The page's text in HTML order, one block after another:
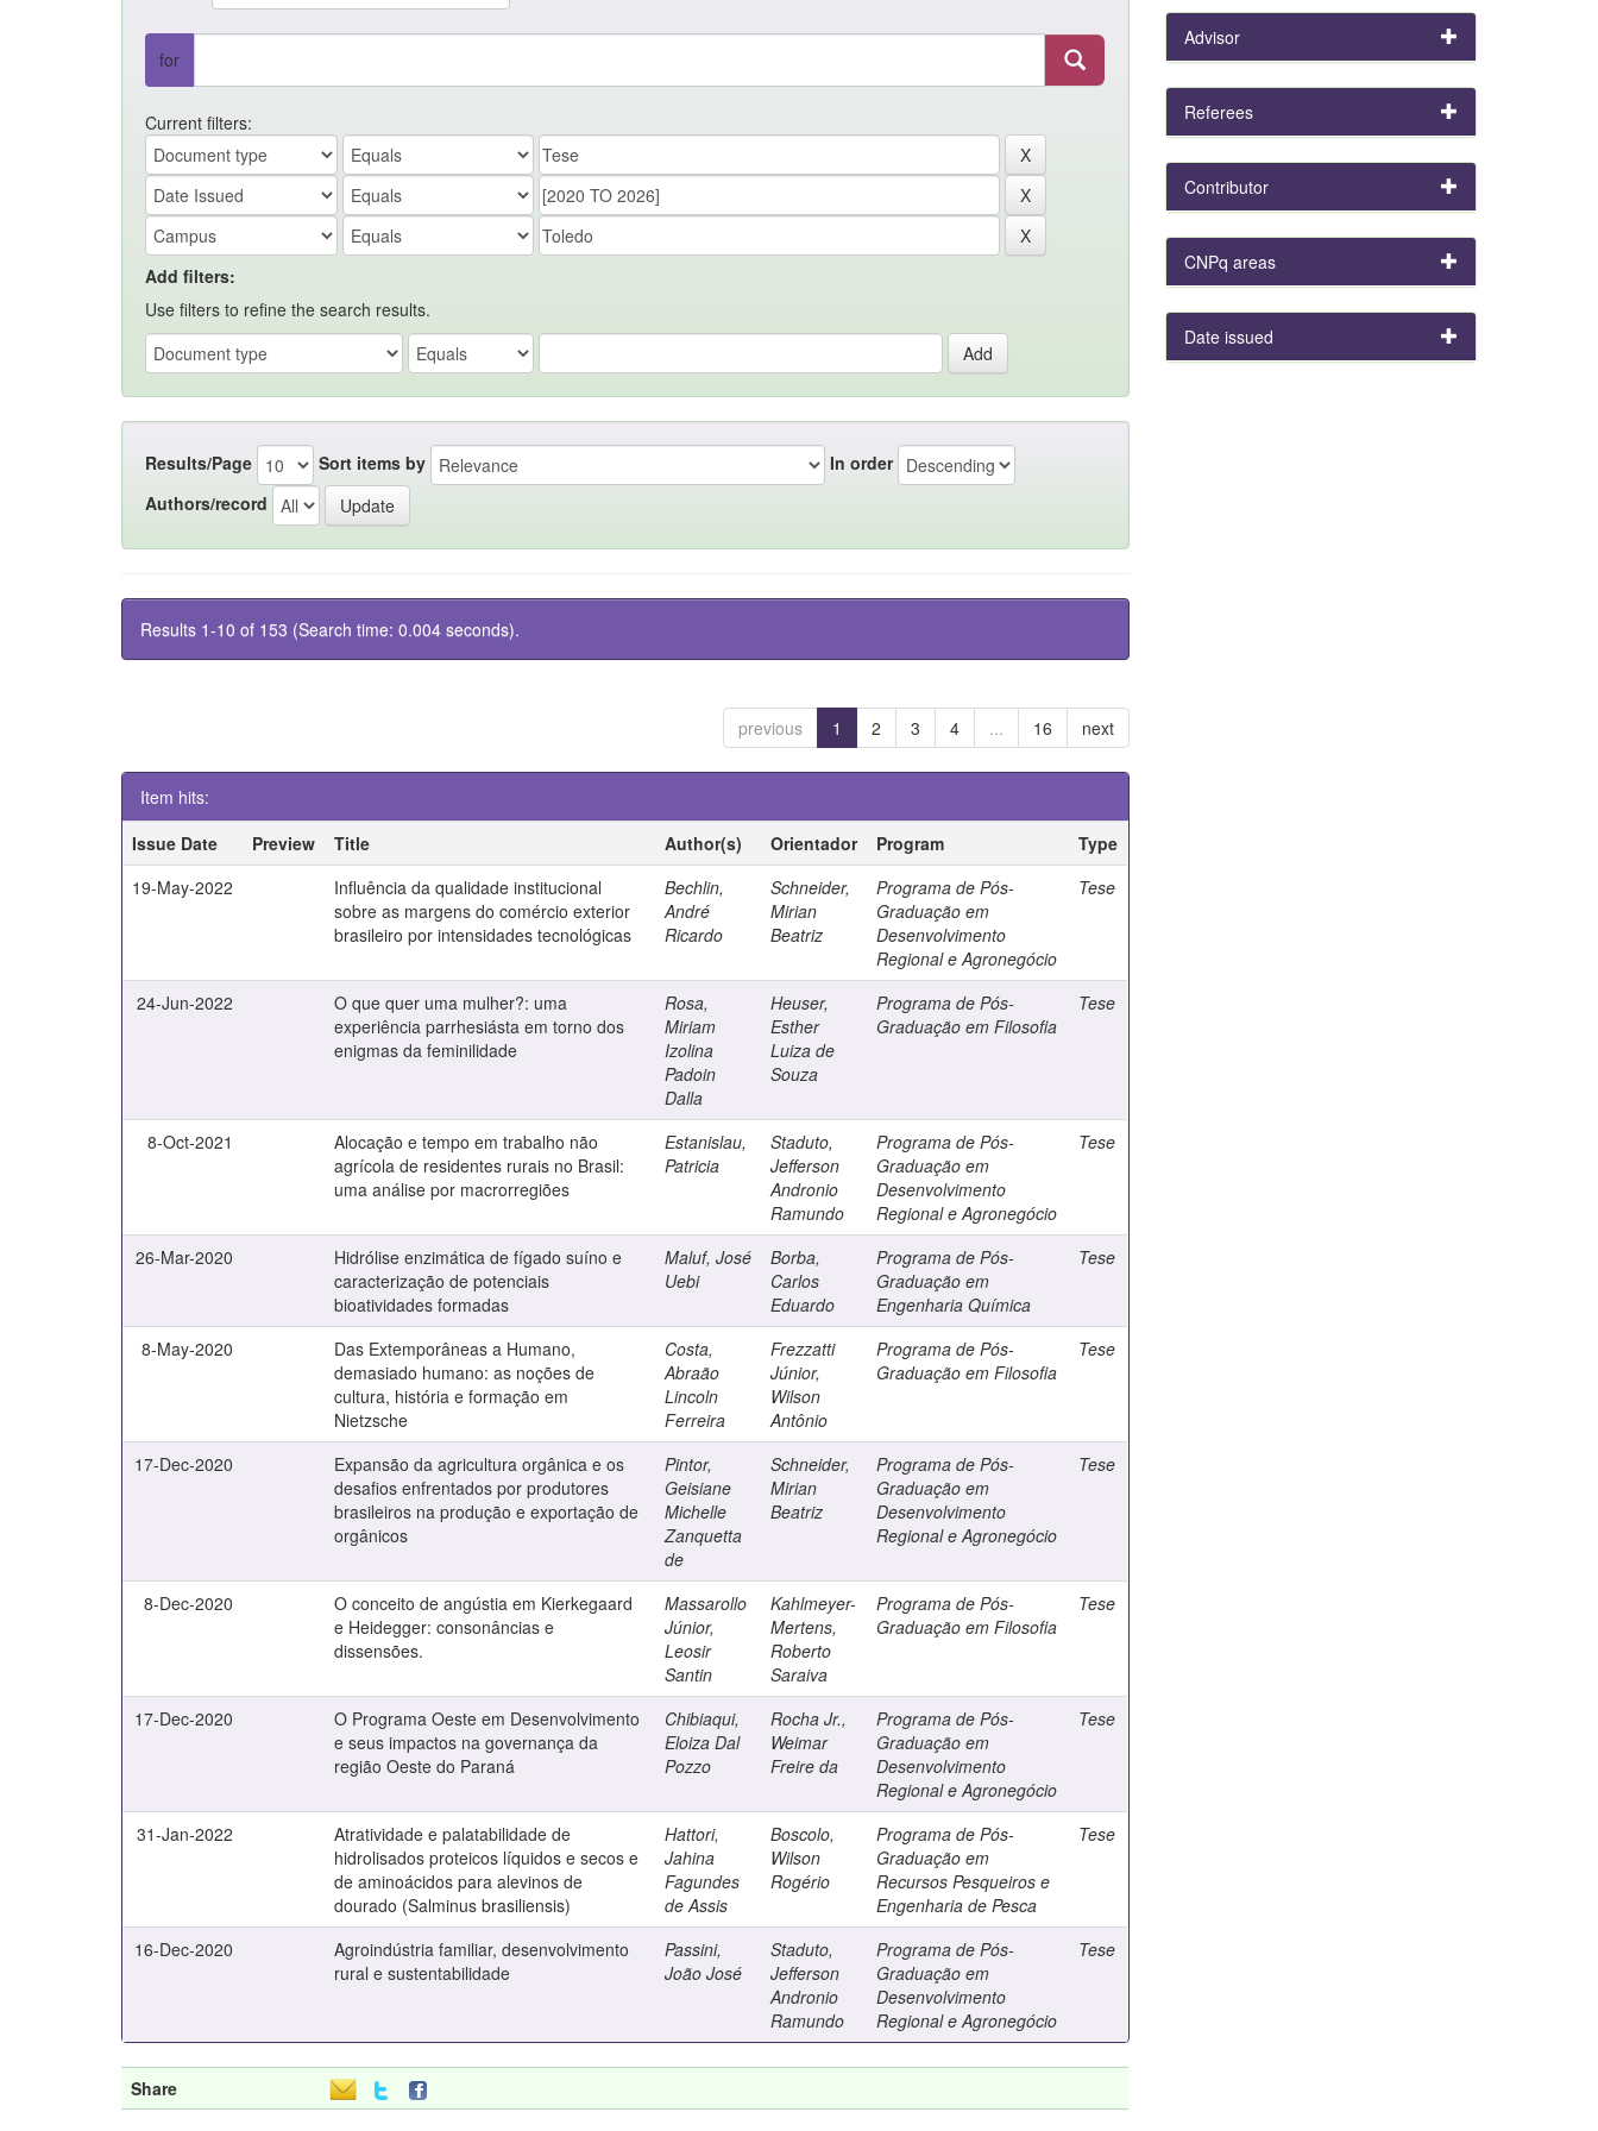
for
Current filters:
Add filters:
Use filters to refine the search results.
Results/Page Sort items by
In order
Authors/record
Results 1-10 of 153 (Search time: 0.004 seconds).
previous 1 2 3 4 ... 16 next
Item hits:
Issue Date
Preview Title Author(s) Orientador Program
Type
19-May-2022
Influência da qualidade institucional
sobre as margens do comércio exterior
brasileiro por intensidades tecnológicas
Bechlin,
André
Ricardo
Schneider,
Mirian
Beatriz
Programa de Pós-
Graduação em
Desenvolvimento
Regional e Agronegócio
Tese
24-Jun-2022
O que quer uma mulher?: uma
experiência parrhesiásta em torno dos
enigmas da feminilidade
Rosa,
Miriam
Izolina
Padoin
Dalla
Heuser,
Esther
Luiza de
Souza
Programa de Pós-
Graduação em Filosofia
Tese
8-Oct-2021
Alocação e tempo em trabalho não
agrícola de residentes rurais no Brasil:
uma análise por macrorregiões
Estanislau,
Patricia
Staduto,
Jefferson
Andronio
Ramundo
Programa de Pós-
Graduação em
Desenvolvimento
Regional e Agronegócio
Tese
26-Mar-2020
Hidrólise enzimática de fígado suíno e
caracterização de potenciais
bioatividades formadas
Maluf, José
Uebi
Borba,
Carlos
Eduardo
Programa de Pós-
Graduação em
Engenharia Química
Tese
8-May-2020
Das Extemporâneas a Humano,
demasiado humano: as noções de
cultura, história e formação em
Nietzsche
Costa,
Abraão
Lincoln
Ferreira
Frezzatti
Júnior,
Wilson
Antônio
Programa de Pós-
Graduação em Filosofia
Tese
17-Dec-2020
Expansão da agricultura orgânica e os
desafios enfrentados por produtores
brasileiros na produção e exportação de
orgânicos
Pintor,
Geisiane
Michelle
Zanquetta
de
Schneider,
Mirian
Beatriz
Programa de Pós-
Graduação em
Desenvolvimento
Regional e Agronegócio
Tese
8-Dec-2020
O conceito de angústia em Kierkegaard
e Heidegger: consonâncias e
dissensões.
Massarollo
Júnior,
Leosir
Santin
Kahlmeyer-
Mertens,
Roberto
Saraiva
Programa de Pós-
Graduação em Filosofia
Tese
17-Dec-2020
O Programa Oeste em Desenvolvimento
e seus impactos na governança da
região Oeste do Paraná
Chibiaqui,
Eloiza Dal
Pozzo
Rocha Jr.,
Weimar
Freire da
Programa de Pós-
Graduação em
Desenvolvimento
Regional e Agronegócio
Tese
31-Jan-2022
Atratividade e palatabilidade de
hidrolisados proteicos líquidos e secos e
de aminoácidos para alevinos de
dourado (Salminus brasiliensis)
Hattori,
Jahina
Fagundes
de Assis
Boscolo,
Wilson
Rogério
Programa de Pós-
Graduação em
Recursos Pesqueiros e
Engenharia de Pesca
Tese
16-Dec-2020
Agroindústria familiar, desenvolvimento
rural e sustentabilidade
Passini,
João José
Staduto,
Jefferson
Andronio
Ramundo
Programa de Pós-
Graduação em
Desenvolvimento
Regional e Agronegócio
Tese
Share
Advisor
Referees
Contributor
CNPq areas
Date issued